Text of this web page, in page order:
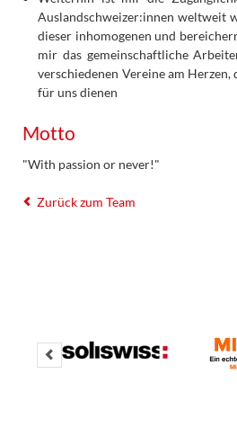
Auslandschweizer:innen weltweit
dieser inhomogenen und
mir das gemeinschaftliche
verschiedenen Vereine am Herzen,
für uns dienen
Motto
"With passion or never!"
Zurück zum Team